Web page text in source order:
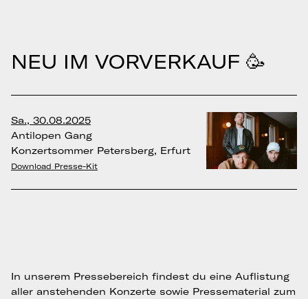
NEU IM VORVERKAUF 🥳
Sa., 30.08.2025
Antilopen Gang
Konzertsommer Petersberg, Erfurt
Download Presse-Kit
In unserem Pressebereich findest du eine Auflistung
aller anstehenden Konzerte sowie Pressematerial zum